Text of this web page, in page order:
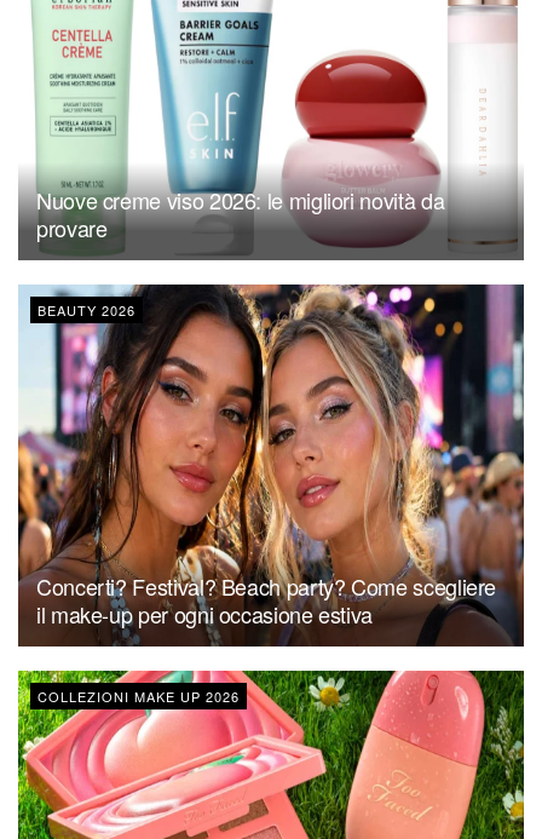
Nuove creme viso 2026: le migliori novità da
provare
BEAUTY 2026
Concerti? Festival? Beach party? Come scegliere
il make-up per ogni occasione estiva
COLLEZIONI MAKE UP 2026